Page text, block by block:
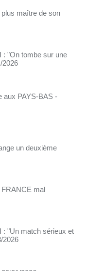
maître de son
: "On tombe sur une
2026
aux PAYS-BAS -
un deuxième
mal
: "Un match sérieux et
2026